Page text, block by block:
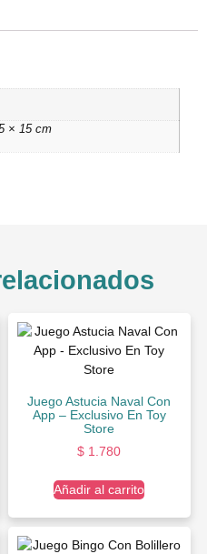
× 15 cm
Juego Astucia Naval Con
App – Exclusivo En Toy
Store
$ 1.780
Añadir al carrito